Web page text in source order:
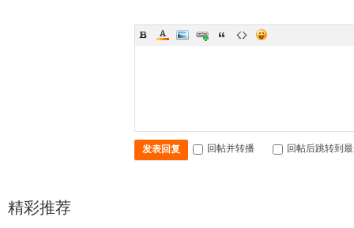
发表回复 回帖并转播 回帖后跳转到
精彩推荐